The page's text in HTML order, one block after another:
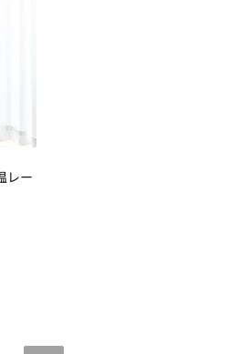
レー